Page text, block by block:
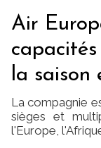
Air
la saison
La compagnie
sièges et
l'Europe,